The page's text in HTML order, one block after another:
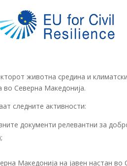
животна средина и
во Северна Македонија.
следните активности:
документи релевантни за
Македонија на јавен настан во